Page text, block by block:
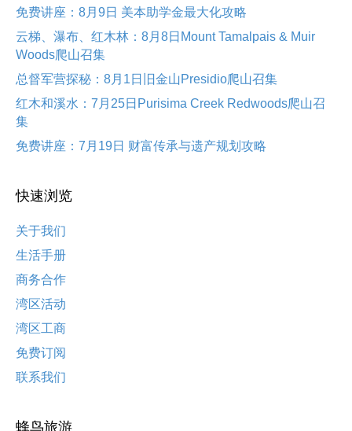
免费讲座：8月9日 美本助学金最大化攻略
云梯、瀑布、红木林：8月8日Mount Tamalpais & Muir
Woods爬山召集
总督军营探秘：8月1日旧金山Presidio爬山召集
红木和溪水：7月25日Purisima Creek Redwoods爬山召
集
免费讲座：7月19日 财富传承与遗产规划攻略
快速浏览
关于我们
生活手册
商务合作
湾区活动
湾区工商
免费订阅
联系我们
蜂鸟旅游